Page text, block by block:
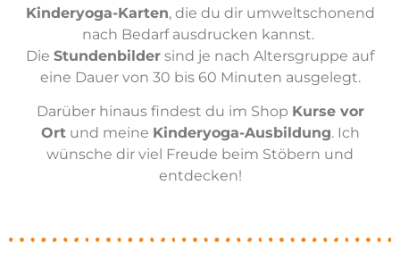
Kinderyoga-Karten, die du dir umweltschonend
nach Bedarf ausdrucken kannst.
Die Stundenbilder sind je nach Altersgruppe auf
eine Dauer von 30 bis 60 Minuten ausgelegt.
Darüber hinaus findest du im Shop Kurse vor
Ortund meine Kinderyoga-Ausbildung. Ich
wünsche dir viel Freude beim Stöbern und
entdecken!